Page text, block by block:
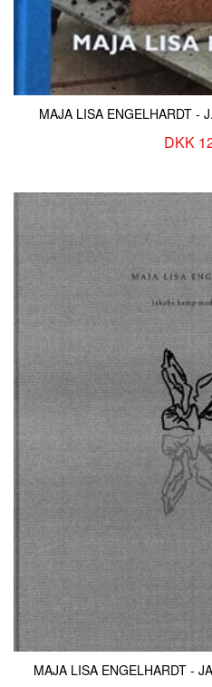
MAJA LISA ENGELHARDT -
DKK
MAJA LISA ENGELHARDT -